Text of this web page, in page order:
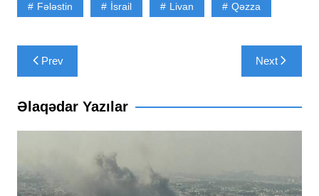
Fələstin İsrail Livan Qəzza
Yazı
naviqasiyası
Prev Next
Əlaqədar Yazılar